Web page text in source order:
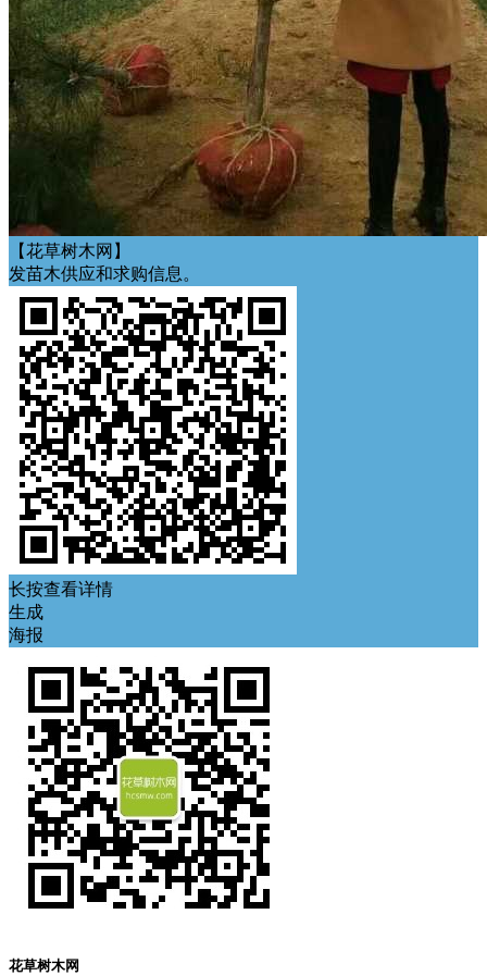
【花草树木网】
发苗木供应和求购信息。
长按查看详情
生成
海报
花草树木网